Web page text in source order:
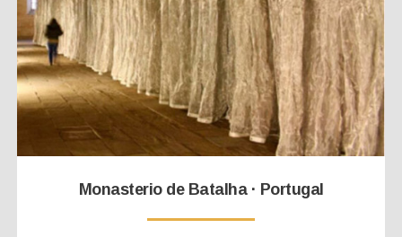
Monasterio de Batalha · Portugal